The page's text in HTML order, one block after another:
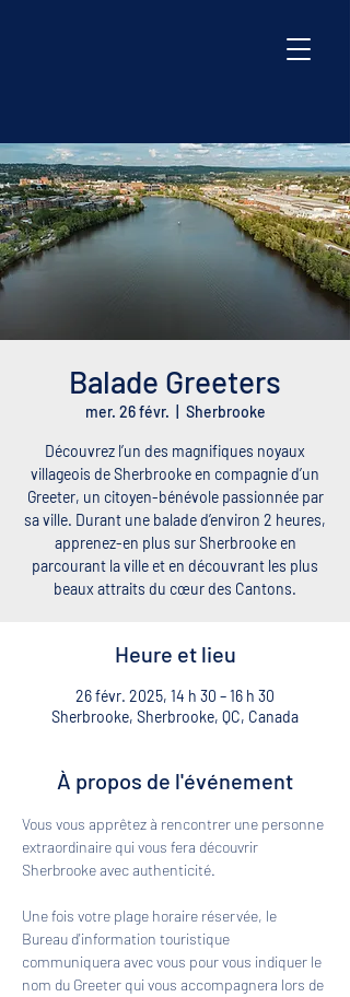
Balade Greeters
mer. 26 févr. Sherbrooke
Découvrez l’un des magnifiques noyaux
villageois de Sherbrooke en compagnie d’un
Greeter, un citoyen-bénévole passionnée par
sa ville. Durant une balade d’environ 2 heures,
apprenez-en plus sur Sherbrooke en
parcourant la ville et en découvrant les plus
beaux attraits du cœur des Cantons.
Heure et lieu
26 févr. 2025, 14 h 30 – 16 h 30
Sherbrooke, Sherbrooke, QC, Canada
À propos de l'événement
Vous vous apprêtez à rencontrer une personne
extraordinaire qui vous fera découvrir
Sherbrooke avec authenticité.
Une fois votre plage horaire réservée, le
Bureau d'information touristique
communiquera avec vous pour vous indiquer le
nom du Greeter qui vous accompagnera lors de